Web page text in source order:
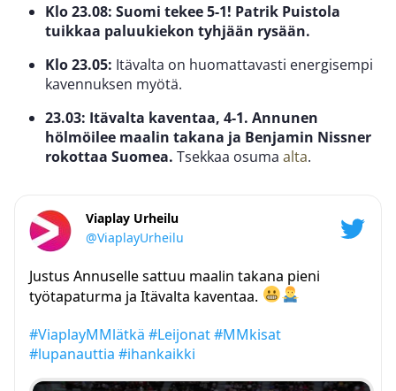
Klo 23.08: Suomi tekee 5-1! Patrik Puistola
tuikkaa paluukiekon tyhjään rysään.
Klo 23.05: Itävalta on huomattavasti energisempi
kavennuksen myötä.
23.03: Itävalta kaventaa, 4-1. Annunen
hölmöilee maalin takana ja Benjamin Nissner
rokottaa Suomea. Tsekkaa osuma alta.
Viaplay Urheilu
@ViaplayUrheilu
Justus Annuselle sattuu maalin takana pieni
työtapaturma ja Itävalta kaventaa.
#ViaplayMMlätkä #Leijonat#MMkisat
#lupanauttia #ihankaikki